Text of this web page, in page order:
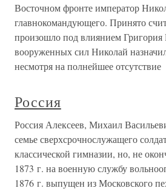
Восточном фронте император
главнокомандующего. Принято
произошло под влиянием Григория
вооруженных сил Николай
несмотря на полнейшее отсутствие
Россия
Россия Алексеев, Михаил
семье сверхсрочнослужащего
классической гимназии, но, не
1873 г. на военную службу
1876 г. выпущен из Московского